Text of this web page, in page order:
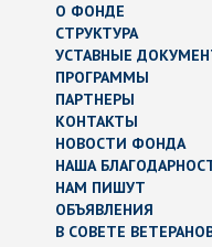
О ФОНДЕ
СТРУКТУРА
УСТАВНЫЕ
ПРОГРАММЫ
ПАРТНЕРЫ
КОНТАКТЫ
НОВОСТИ ФОНДА
НАША
НАМ ПИШУТ
ОБЪЯВЛЕНИЯ
В СОВЕТЕ